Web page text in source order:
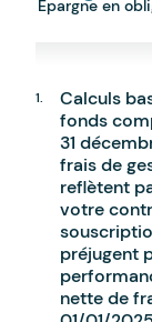
% Epargne en
Calculs
fonds
31
frais de
reflètent
votre
préjugent
nette de